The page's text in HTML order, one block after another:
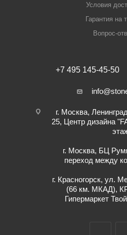
Условия
Гарантия на
Вопрос-
+7 495 145-45-50
г. Москва,
25, Центр дизайна
г. Москва, БЦ
переход между
г. Красногорск, ул.
(66 км. МКАД),
Гипермаркет